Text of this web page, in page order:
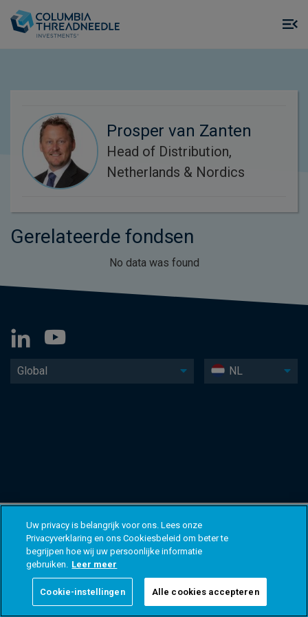
Prosper van Zanten
Head of Distribution,
Netherlands & Nordics
Gerelateerde fondsen
No data was found
Global NL
Uw privacy is belangrijk voor ons. Lees onze
Privacyverklaring en ons Cookiesbeleid om beter te
begrijpen hoe wij uw persoonlijke informatie
gebruiken. Leer meer
Cookie-instellingen Alle cookies accepteren